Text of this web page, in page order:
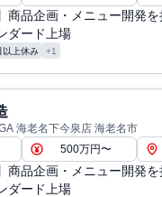
商品企画・メニュー開発
ダード上場
以上休み +1
海老名下今泉店 海老名市
500万円〜
商品企画・メニュー開発
ダード上場